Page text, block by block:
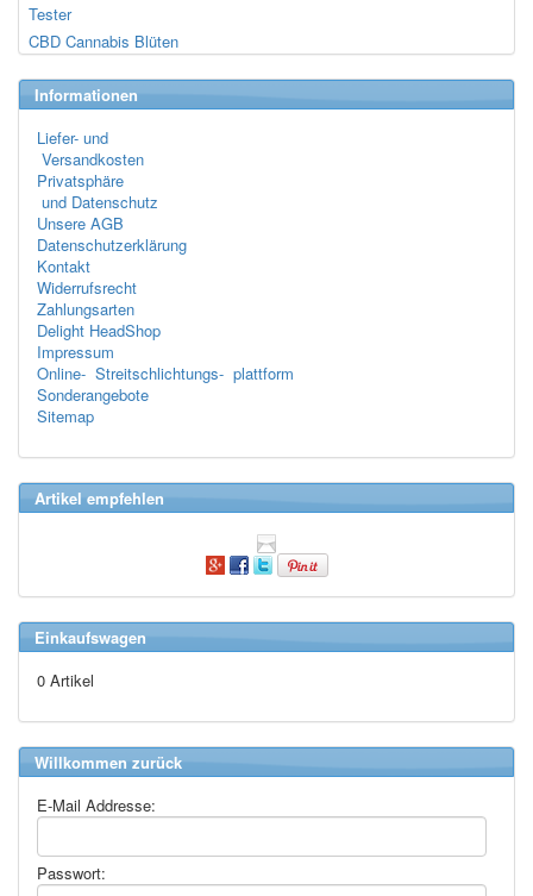
Tester
CBD Cannabis Blüten
Informationen
Liefer- und
Versandkosten
Privatsphäre
und Datenschutz
Unsere AGB
Datenschutzerklärung
Kontakt
Widerrufsrecht
Zahlungsarten
Delight HeadShop
Impressum
Online- Streitschlichtungs- plattform
Sonderangebote
Sitemap
Artikel empfehlen
Einkaufswagen
0 Artikel
Willkommen zurück
E-Mail Addresse:
Passwort: